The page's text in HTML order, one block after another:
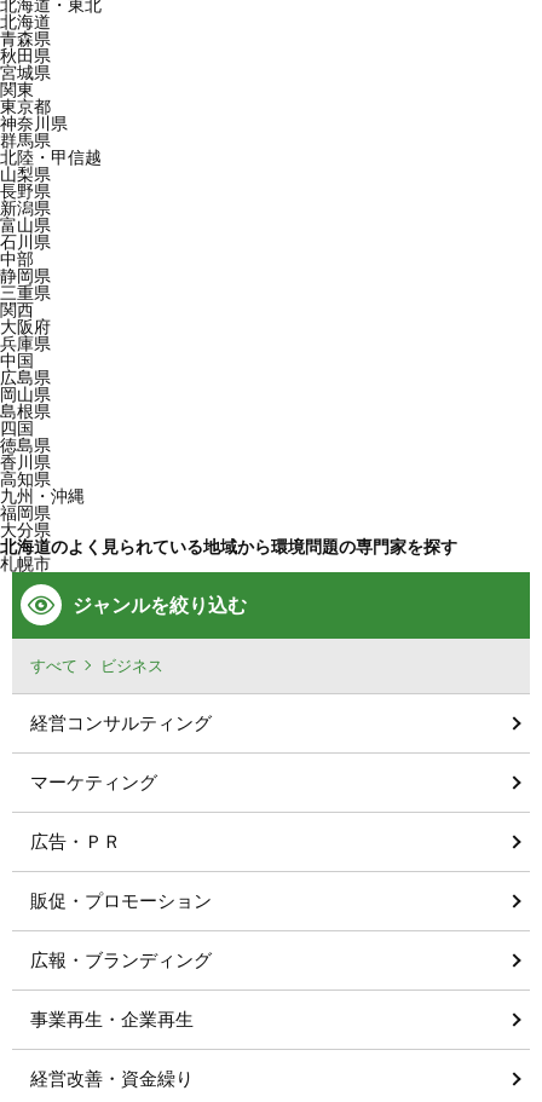
北海道・東北
北海道
青森県
秋田県
宮城県
関東
東京都
神奈川県
群馬県
北陸・甲信越
山梨県
長野県
新潟県
富山県
石川県
中部
静岡県
三重県
関西
大阪府
兵庫県
中国
広島県
岡山県
島根県
四国
徳島県
香川県
高知県
九州・沖縄
福岡県
大分県
北海道のよく見られている地域から環境問題の専門家を探す
札幌市
ジャンルを絞り込む
すべて ビジネス
経営コンサルティング
マーケティング
広告・ＰＲ
販促・プロモーション
広報・ブランディング
事業再生・企業再生
経営改善・資金繰り